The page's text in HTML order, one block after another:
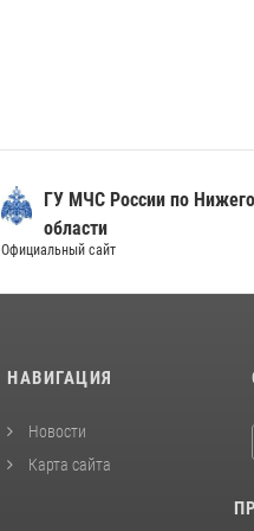
ГУ МЧС России по
области
Официальный сайт
НАВИГАЦИЯ
Новости
Карта сайта